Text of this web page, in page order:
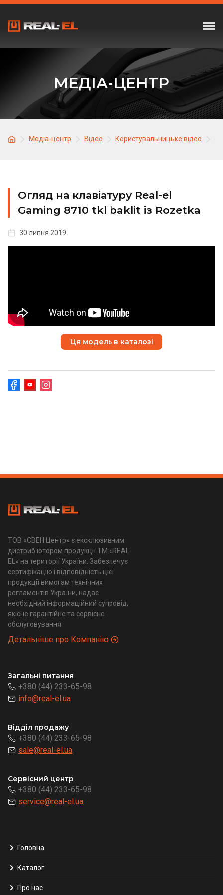
МЕДІА-ЦЕНТР
Медіа-центр Відео Користувальницьке відео
Огляд на клавіатуру Real-el
Gaming 8710 tkl baklit із Rozetka
30 липня 2019
Ця модель в каталозі
ТОВ «СВЕН Центр» є ексклюзивним
дистриб'ютором продукції ТМ «REAL-
EL» на території України. Забезпечує
сертифікацію і відповідність цієї
продукції вимогам технічних
регламентів України, надає
необхідний інформаційний супровід,
якісне гарантійне та сервісне
обслуговування
Детальніше про Компанію
Загальні питання
+380 (44) 233-65-98
info@real-el.ua
Відділ продажу
+380 (44) 233-65-98
sale@real-el.ua
Сервісний центр
+380 (44) 233-65-98
service@real-el.ua
Головна
Каталог
Про нас